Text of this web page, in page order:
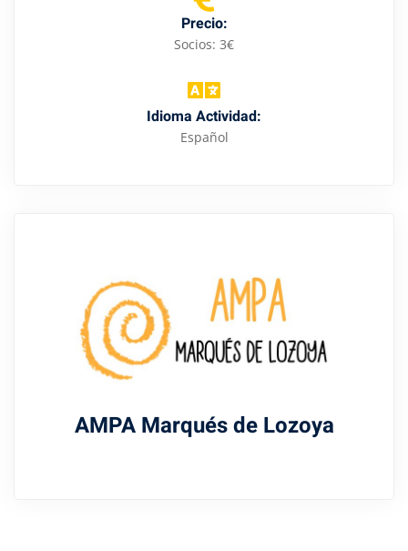
Precio:
Socios: 3€
Idioma Actividad:
Español
AMPA Marqués de Lozoya